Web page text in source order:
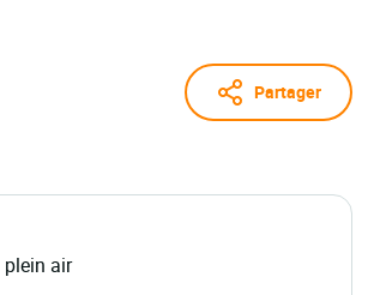
Partager
plein air